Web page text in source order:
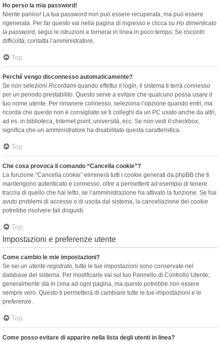
Ho perso la mia password!
Niente panico! La tua password non può essere recuperata, ma può essere
rigenerata. Per far questo vai nella pagina di ingresso e clicca su Ho dimenticato
la password, segui le istruzioni e tornerai in linea in poco tempo. Se riscontri
difficoltà, contatta l’amministratore.
Top
Perché vengo disconnesso automaticamente?
Se non selezioni Ricordami quando effettui il login, il sistema ti terrà connesso
per un periodo prestabilito. Questo serve a evitare che qualcuno possa usare il
tuo nome utente. Per rimanere connesso, seleziona l’opzione quando entri, ma
ricorda che questo non è consigliato se ti colleghi da un PC usato anche da altri,
ad es. in biblioteca, Internet point, università, ecc. Se non vedi il checkbox,
significa che un amministratore ha disabilitato questa caratteristica.
Top
Che cosa provoca il comando “Cancella cookie”?
La funzione “Cancella cookie” eliminerà tutti i cookie generati da phpBB che ti
mantengono autenticato e connesso, oltre a permetterti ad esempio di tenere
traccia di quello che hai letto, se l’amministrazione ha attivato la funzione. Se hai
avuto problemi di accesso o di uscita dal sistema, la cancellazione dei cookie
potrebbe risolvere tali disguidi.
Top
Impostazioni e preferenze utente
Come cambio le mie impostazioni?
Se sei un utente registrato, tutte le tue impostazioni sono conservate nel
database del sistema. Per modificarle vai sul tuo Pannello di Controllo Utente;
generalmente sta in cima ad ogni pagina, ma questo potrebbe non essere
sempre vero. Questo ti permetterà di cambiare tutte le tue impostazioni e le
preferenze.
Top
Come posso evitare di apparire nella lista degli utenti in linea?